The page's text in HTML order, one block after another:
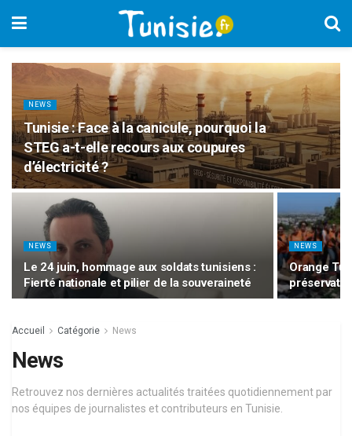
NEWS
Tunisie : Face à la canicule, pourquoi la
STEG a-t-elle recours aux coupures
d’électricité ?
NEWS
Le 24 juin, hommage aux soldats tunisiens :
Fierté nationale et pilier de la souveraineté
NEWS
Orange
Accueil Catégorie News
News
Retrouvez nos dernières actualités traitées quotidiennement par
nos équipes de journalistes et contributeurs en Tunisie.